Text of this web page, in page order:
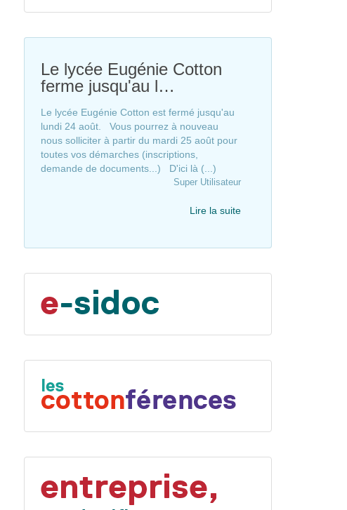
Le lycée Eugénie Cotton
ferme jusqu'au l…
Le lycée Eugénie Cotton est fermé jusqu'au
lundi 24 août. Vous pourrez à nouveau
nous solliciter à partir du mardi 25 août pour
toutes vos démarches (inscriptions,
demande de documents...) D'ici là (...)
Super Utilisateur
Lire la suite